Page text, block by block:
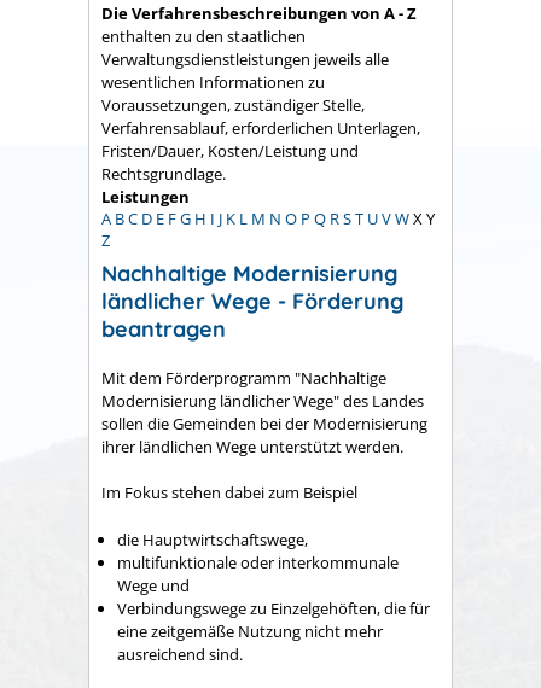
Die Verfahrensbeschreibungen von A - Z
enthalten zu den staatlichen
Verwaltungsdienstleistungen jeweils alle
wesentlichen Informationen zu
Voraussetzungen, zuständiger Stelle,
Verfahrensablauf, erforderlichen Unterlagen,
Fristen/Dauer, Kosten/Leistung und
Rechtsgrundlage.
Leistungen
A BC D E FG H I J K L M N O P Q RST UVWX Y
Z
Nachhaltige Modernisierung
ländlicher Wege - Förderung
beantragen
Mit dem Förderprogramm "Nachhaltige
Modernisierung ländlicher Wege" des Landes
sollen die Gemeinden bei der Modernisierung
ihrer ländlichen Wege unterstützt werden.
Im Fokus stehen dabei zum Beispiel
die Hauptwirtschaftswege,
multifunktionale oder interkommunale
Wege und
Verbindungswege zu Einzelgehöften, die für
eine zeitgemäße Nutzung nicht mehr
ausreichend sind.